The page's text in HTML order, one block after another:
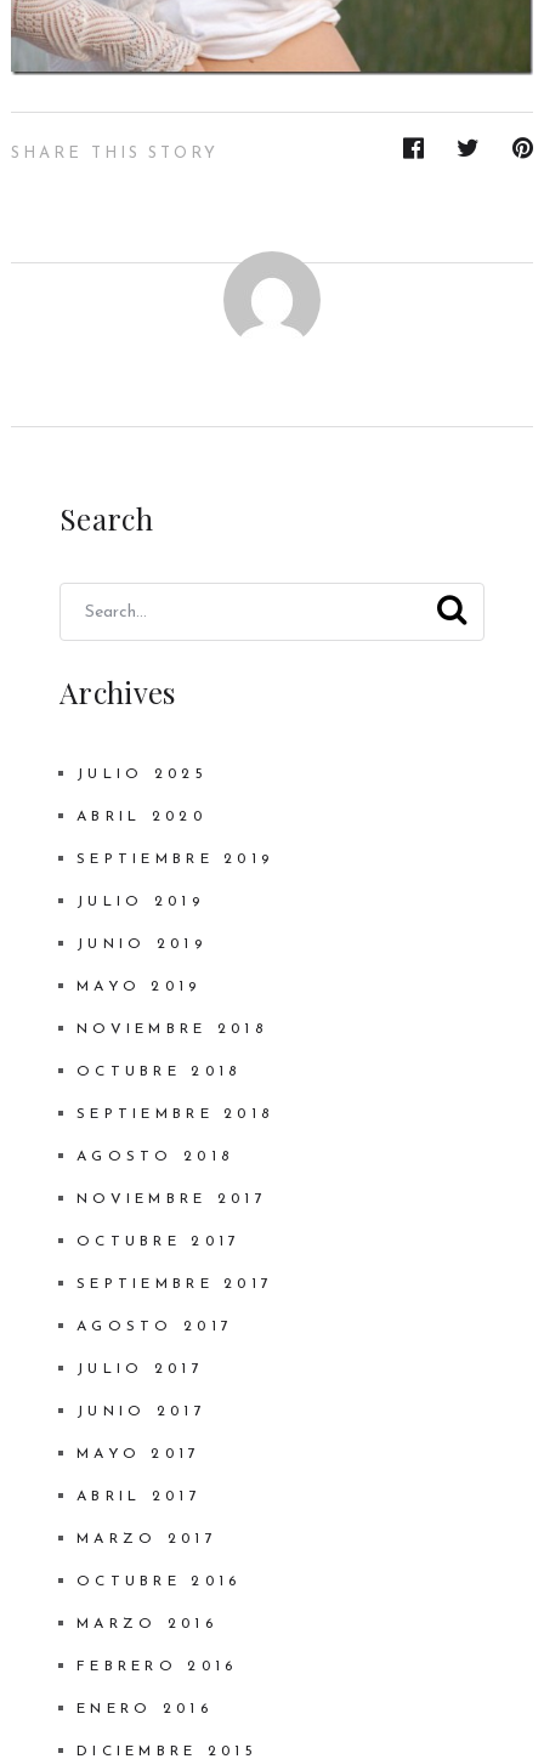
SHARE THIS STORY
Search
Archives
JULIO 2025
ABRIL 2020
SEPTIEMBRE 2019
JULIO 2019
JUNIO 2019
MAYO 2019
NOVIEMBRE 2018
OCTUBRE 2018
SEPTIEMBRE 2018
AGOSTO 2018
NOVIEMBRE 2017
OCTUBRE 2017
SEPTIEMBRE 2017
AGOSTO 2017
JULIO 2017
JUNIO 2017
MAYO 2017
ABRIL 2017
MARZO 2017
OCTUBRE 2016
MARZO 2016
FEBRERO 2016
ENERO 2016
DICIEMBRE 2015